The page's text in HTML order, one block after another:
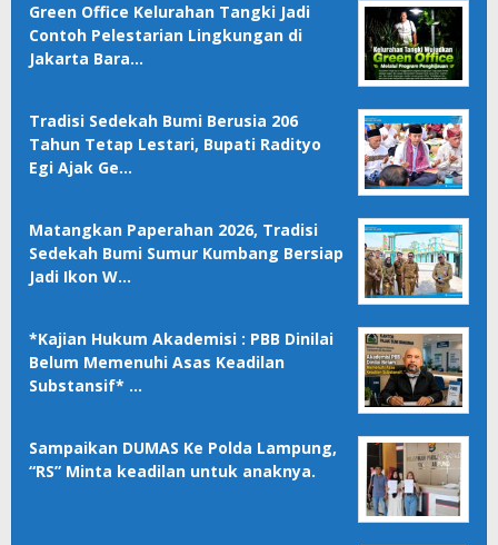
Green Office Kelurahan Tangki Jadi
Contoh Pelestarian Lingkungan di
Jakarta Bara…
Tradisi Sedekah Bumi Berusia 206
Tahun Tetap Lestari, Bupati Radityo
Egi Ajak Ge…
Matangkan Paperahan 2026, Tradisi
Sedekah Bumi Sumur Kumbang Bersiap
Jadi Ikon W…
*Kajian Hukum Akademisi : PBB Dinilai
Belum Memenuhi Asas Keadilan
Substansif* …
Sampaikan DUMAS Ke Polda Lampung,
“RS” Minta keadilan untuk anaknya.